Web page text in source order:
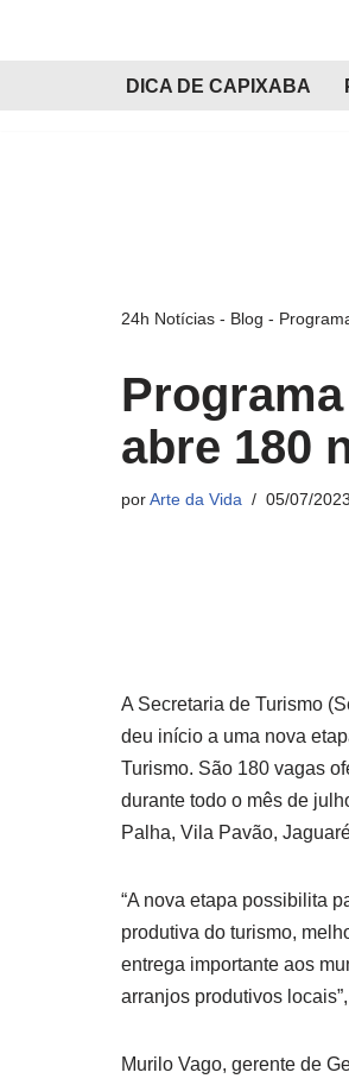
DICA DE CAPIXABA
24h Notícias - Blog -
abre 180
porArte da Vida 05/07/2023
A Secretaria de Turismo
deu início a uma nova
Turismo. São 180 vagas
durante todo o mês de
Palha, Vila Pavão,
“A nova etapa possibilita
produtiva do turismo,
entrega importante aos
arranjos produtivos
Murilo Vago, gerente de